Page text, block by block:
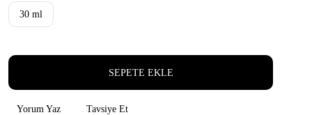
30 ml
SEPETE EKLE
Yorum Yaz Tavsiye Et